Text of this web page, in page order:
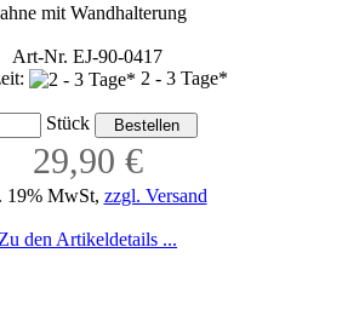
mit Wandhalterung
Art-Nr. EJ-90-0417
2 - 3 Tage*
Stück
29,90 €
19% MwSt, zzgl. Versand
Zu den Artikeldetails ...